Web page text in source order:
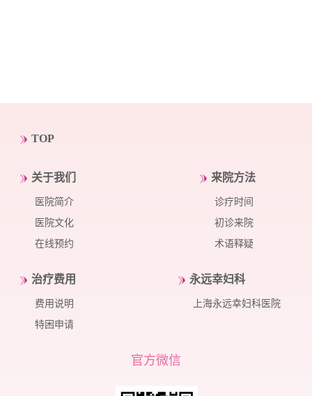
TOP
关于我们
医院简介
医院文化
在线预约
来院方法
诊疗时间
初诊来院
术语释疑
治疗费用
费用说明
特困申请
永远幸妇科
上海永远幸妇科医院
官方微信